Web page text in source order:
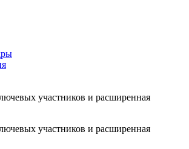
участников и расширенная
участников и расширенная